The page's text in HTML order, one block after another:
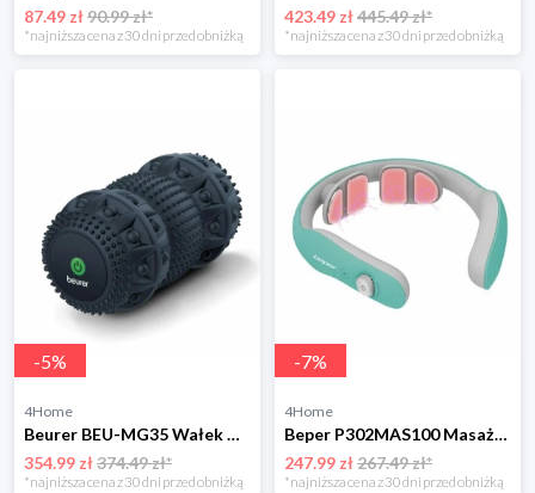
87.49 zł90.99 zł*
*najniższa cena z 30 dni przed obniżką
423.49 zł445.49 zł*
*najniższa cena z 30 dni przed obniżką
-5%
4Home
Beurer BEU-MG35 Wałek wibracyjny do masażu
354.99 zł374.49 zł*
*najniższa cena z 30 dni przed obniżką
-7%
4Home
Beper P302MAS100 Masażer karku EMS
247.99 zł267.49 zł*
*najniższa cena z 30 dni przed obniżką